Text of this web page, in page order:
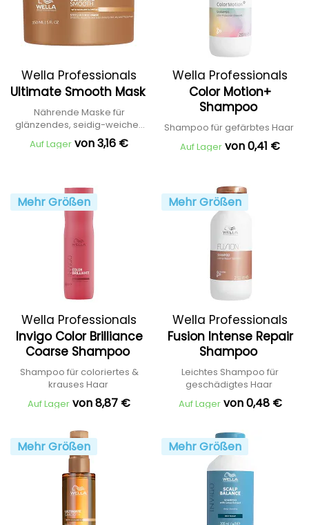
Wella Professionals
Ultimate Smooth Mask
Nährende Maske für
glänzendes, seidig-weiches
Haar
Auf Lager von 3,16 €
Wella Professionals
Color Motion+
Shampoo
Shampoo für gefärbtes Haar
Auf Lager von 0,41 €
Mehr Größen
Wella Professionals
Invigo Color Brilliance
Coarse Shampoo
Shampoo für coloriertes &
krauses Haar
Auf Lager von 8,87 €
Mehr Größen
Wella Professionals
Fusion Intense Repair
Shampoo
Leichtes Shampoo für
geschädigtes Haar
Auf Lager von 0,48 €
Mehr Größen Mehr Größen